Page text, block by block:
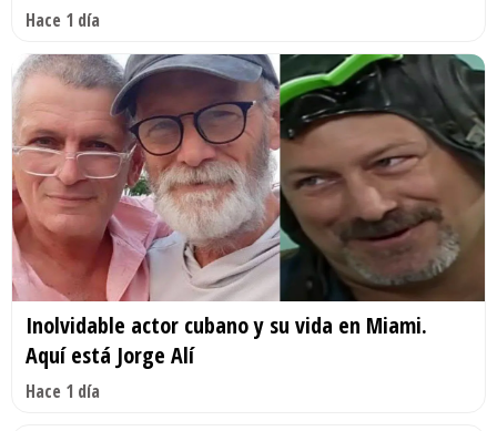
Hace 1 día
Inolvidable actor cubano y su vida en Miami.
Aquí está Jorge Alí
Hace 1 día